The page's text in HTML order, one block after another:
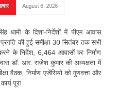
August 6, 2026
धामी के दिशा-निर्देशों में पीएम आवास
की हुई समीक्षा 30 सितंबर तक सभी
के निर्देश, 6,464 आवासों का निर्माण
डॉ. आर. राजेश कुमार की अध्यक्षता में
बैठक, निर्माण एजेंसियों को गुणवत्ता और
पूरा